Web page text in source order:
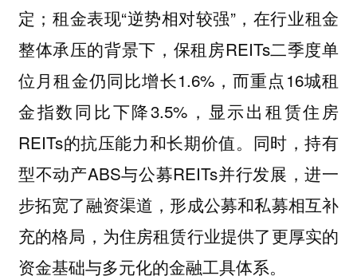
定；租金表现“逆势相对较强”，在行业租金
整体承压的背景下，保租房REITs二季度单
位月租金仍同比增长1.6%，而重点16城租
金指数同比下降3.5%，显示出租赁住房
REITs的抗压能力和长期价值。同时，持有
型不动产ABS与公募REITs并行发展，进一
步拓宽了融资渠道，形成公募和私募相互补
充的格局，为住房租赁行业提供了更厚实的
资金基础与多元化的金融工具体系。